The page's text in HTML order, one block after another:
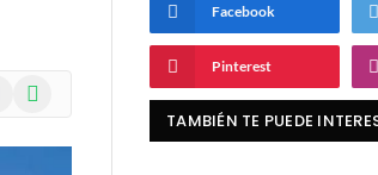
WhatsApp
Facebook
Pinterest
TAMBIÉN TE PUEDE